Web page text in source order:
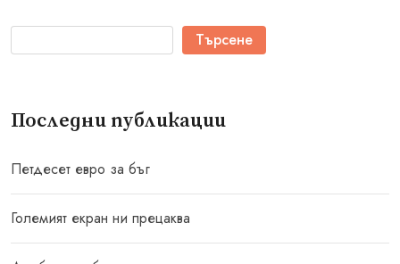
Търсене
Последни публикации
Петдесет евро за бъг
Големият екран ни прецаква